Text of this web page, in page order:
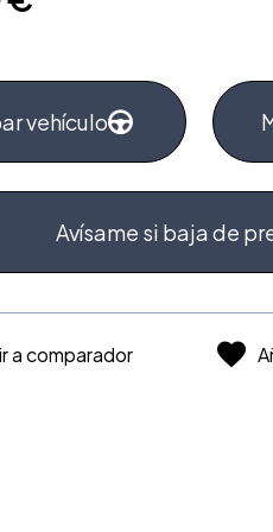
vehículo
Avísame si baja de
a comparador